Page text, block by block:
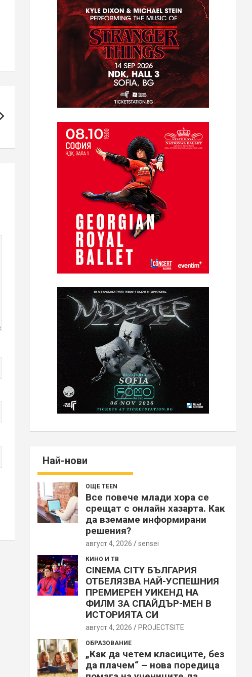
Най-нови
ОЩЕ TEEN
Все повече млади хора се
срещат с онлайн хазарта. Как
да вземаме информирани
решения?
август 4, 2026 sensei
КИНО И ТВ
CINEMA CITY БЪЛГАРИЯ
ОТБЕЛЯЗВА НАЙ-УСПЕШНИЯ
ПРЕМИЕРЕН УИКЕНД НА
ФИЛМ ЗА СПАЙДЪР-МЕН В
ИСТОРИЯТА СИ
август 4, 2026 PROJECTSITЕ
ОБРАЗОВАНИЕ
„Как да четем класиците, без
да плачем“ – нова поредица